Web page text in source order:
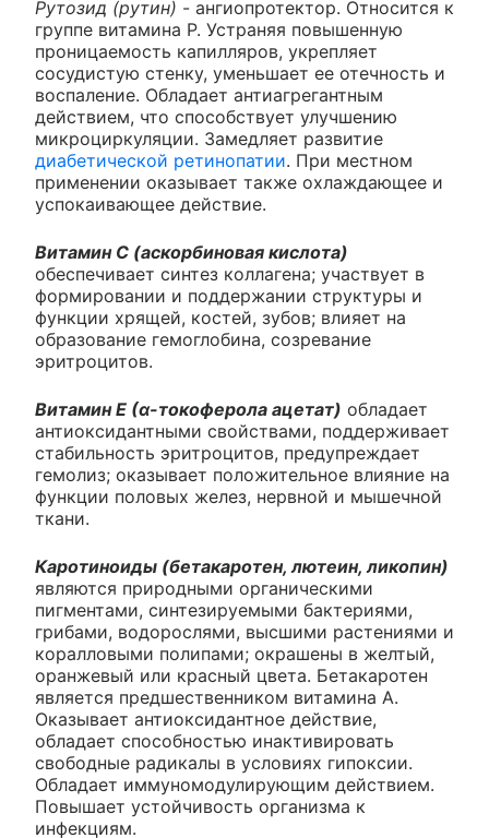
Рутозид (рутин) - ангиопротектор. Относится к
группе витамина P. Устраняя повышенную
проницаемость капилляров, укрепляет
сосудистую стенку, уменьшает ее отечность и
воспаление. Обладает антиагрегантным
действием, что способствует улучшению
микроциркуляции. Замедляет развитие
диабетической ретинопатии. При местном
применении оказывает также охлаждающее и
успокаивающее действие.
Витамин С (аскорбиновая кислота)
обеспечивает синтез коллагена; участвует в
формировании и поддержании структуры и
функции хрящей, костей, зубов; влияет на
образование гемоглобина, созревание
эритроцитов.
Витамин Е (α-токоферола ацетат) обладает
антиоксидантными свойствами, поддерживает
стабильность эритроцитов, предупреждает
гемолиз; оказывает положительное влияние на
функции половых желез, нервной и мышечной
ткани.
Каротиноиды (бетакаротен, лютеин, ликопин)
являются природными органическими
пигментами, синтезируемыми бактериями,
грибами, водорослями, высшими растениями и
коралловыми полипами; окрашены в желтый,
оранжевый или красный цвета. Бетакаротен
является предшественником витамина А.
Оказывает антиоксидантное действие,
обладает способностью инактивировать
свободные радикалы в условиях гипоксии.
Обладает иммуномодулирующим действием.
Повышает устойчивость организма к
инфекциям.